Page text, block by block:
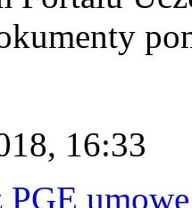
16:33
PGE